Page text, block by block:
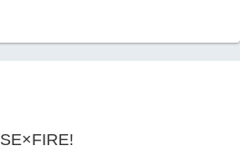
SE×FIRE!